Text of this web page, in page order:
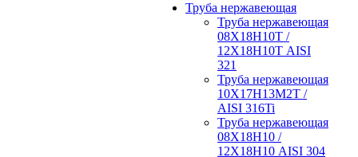
Труба нержавеющая
Труба нержавеющая
08Х18Н10Т /
12Х18Н10Т AISI
321
Труба нержавеющая
10Х17Н13М2Т /
AISI 316Ti
Труба нержавеющая
08Х18Н10 /
12Х18Н10 AISI 304